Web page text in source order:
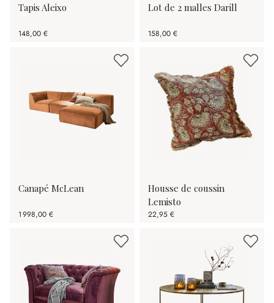
Tapis Aleixo
148,00 €
Lot de 2 malles Darill
158,00 €
Canapé McLean
1 998,00 €
Housse de coussin
Lemisto
22,95 €